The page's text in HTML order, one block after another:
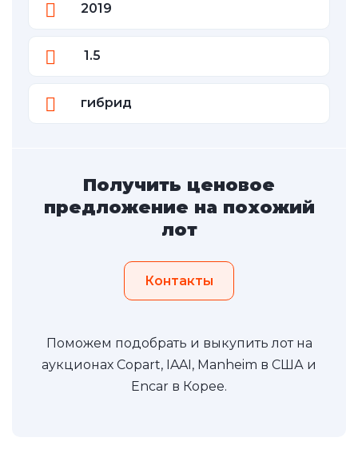
2019
1.5
гибрид
Получить ценовое
предложение на похожий
лот
Контакты
Поможем подобрать и выкупить лот на
аукционах Copart, IAAI, Manheim в США и
Encar в Корее.